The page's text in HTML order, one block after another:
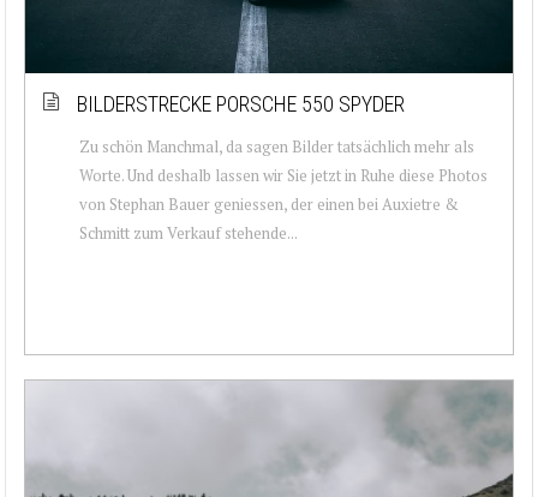
BILDERSTRECKE PORSCHE 550 SPYDER
Zu schön Manchmal, da sagen Bilder tatsächlich mehr als
Worte. Und deshalb lassen wir Sie jetzt in Ruhe diese Photos
von Stephan Bauer geniessen, der einen bei Auxietre &
Schmitt zum Verkauf stehende...